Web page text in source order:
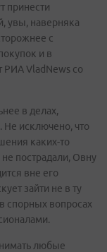
принести
увы, наверняка
с
и в
РИА VladNews со
в делах,
исключено, что
каких-то
пострадали, Овну
вне его
зайти не в ту
спорных вопросах
любые